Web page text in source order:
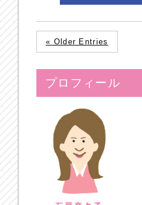
« Older Entries
プロフィール